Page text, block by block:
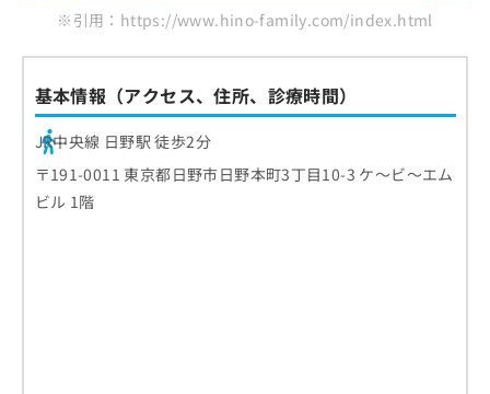
※引用：https://www.hino-family.com/index.html
基本情報（アクセス、住所、診療時間）
JR中央線 日野駅 徒歩2分
〒191-0011 東京都日野市日野本町3丁目10-3 ケ～ビ～エム
ビル 1階